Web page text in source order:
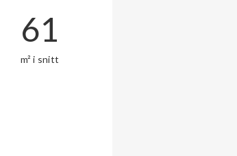
61
m² i snitt